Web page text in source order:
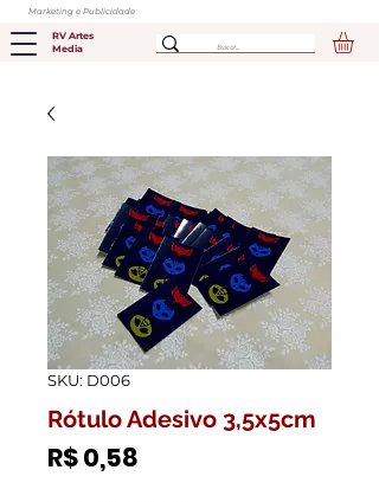
Marketing e Publicidade
RV Artes
Media
SKU: D006
Rótulo Adesivo 3,5x5cm
R$ 0,58